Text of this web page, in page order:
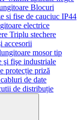
Blocuri
Triplu stechere
accesorii
mosor tip
şi fişe industriale
protecție priză
de date
de distribuție